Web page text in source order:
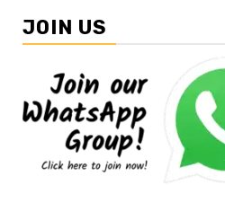
JOIN US